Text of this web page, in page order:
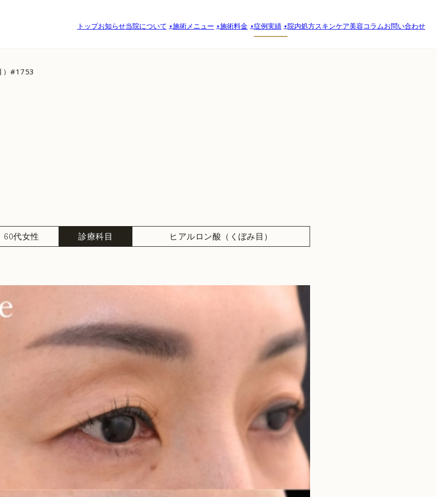
トップお知らせ当院について 施術メニュー 施術料金 症例実績 院内処方スキンケア美容コラムお問い合わせ
）#1753
60代女性 診療科目 ヒアルロン酸（くぼみ目）